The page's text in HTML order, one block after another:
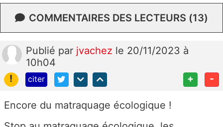
COMMENTAIRES DES LECTEURS (13)
Publié par jvachez le 20/11/2023 à
10h04
!
citer + -
Encore du matraquage écologique !